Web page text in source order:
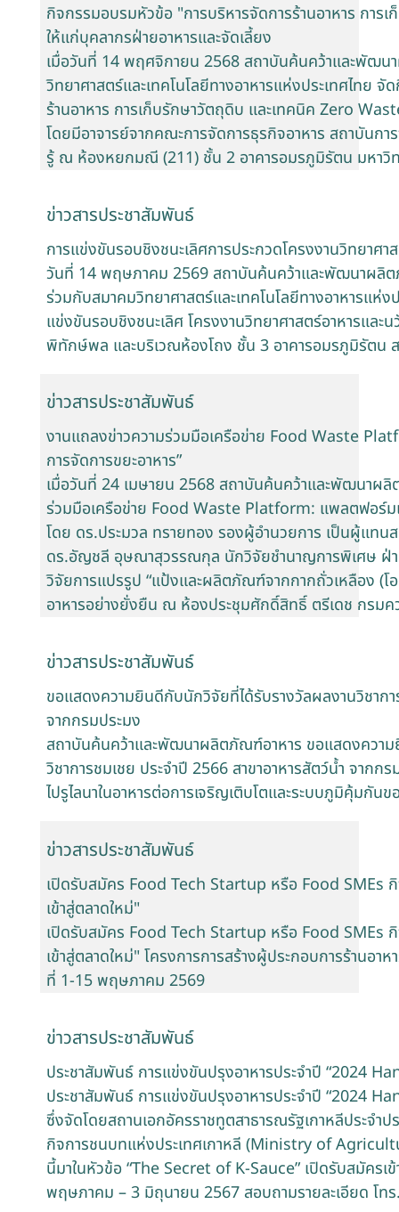
กิจกรรมอบรมหัวข้อ "การบริหารจัดการร้านอาหาร กา
ให้แก่บุคลากรฝ่ายอาหารและจัดเลี้ยง
เมื่อวันที่ 14 พฤศจิกายน 2568 สถาบันค้นคว้าและพัฒ
วิทยาศาสตร์และเทคโนโลยีทางอาหารแห่งประเทศไทย
ร้านอาหาร การเก็บรักษาวัตถุดิบ และเทคนิค Zero
โดยมีอาจารย์จากคณะการจัดการธุรกิจอาหาร สถาบัน
รู้ ณ ห้องหยกมณี (211) ชั้น 2 อาคารอมรภูมิรัตน มหาวิ
ข่าวสารประชาสัมพันธ์
การแข่งขันรอบชิงชนะเลิศการประกวดโครงงานวิทยาศา
วันที่ 14 พฤษภาคม 2569 สถาบันค้นคว้าและพัฒนาผลิต
ร่วมกับสมาคมวิทยาศาสตร์และเทคโนโลยีทางอาหารแห่ง
แข่งขันรอบชิงชนะเลิศ โครงงานวิทยาศาสตร์อาหารแ
พิทักษ์พล และบริเวณห้องโถง ชั้น 3 อาคารอมรภูมิรัต
ข่าวสารประชาสัมพันธ์
งานแถลงข่าวความร่วมมือเครือข่าย Food Waste
การจัดการขยะอาหาร”
เมื่อวันที่ 24 เมษายน 2568 สถาบันค้นคว้าและพัฒนาผลิ
ร่วมมือเครือข่าย Food Waste Platform: แพลตฟอร์ม
โดย ดร.ประมวล ทรายทอง รองผู้อำนวยการ เป็นผู้แทน
ดร.อัญชลี อุษณาสุวรรณกุล นักวิจัยชำนาญการพิเศษ ฝ่า
วิจัยการแปรรูป “แป้งและผลิตภัณฑ์จากกากถั่วเหลือง (โอ
อาหารอย่างยั่งยืน ณ ห้องประชุมศักดิ์สิทธิ์ ตรีเดช กรม
ข่าวสารประชาสัมพันธ์
ขอแสดงความยินดีกับนักวิจัยที่ได้รับรางวัลผลงานวิชากา
จากกรมประมง
สถาบันค้นคว้าและพัฒนาผลิตภัณฑ์อาหาร ขอแสดงควา
วิชาการชมเชย ประจำปี 2566 สาขาอาหารสัตว์น้ำ จากก
ไปรูไลนาในอาหารต่อการเจริญเติบโตและระบบภูมิคุ้มกั
ข่าวสารประชาสัมพันธ์
เปิดรับสมัคร Food Tech Startup หรือ Food SMEs
เข้าสู่ตลาดใหม่"
เปิดรับสมัคร Food Tech Startup หรือ Food SMEs
เข้าสู่ตลาดใหม่" โครงการการสร้างผู้ประกอบการร้านอ
ที่ 1-15 พฤษภาคม 2569
ข่าวสารประชาสัมพันธ์
ประชาสัมพันธ์ การแข่งขันปรุงอาหารประจำปี “2024
ประชาสัมพันธ์ การแข่งขันปรุงอาหารประจำปี “2024
ซึ่งจัดโดยสถานเอกอัครราชทูตสาธารณรัฐเกาหลีประจำป
กิจการชนบทแห่งประเทศเกาหลี (Ministry of
นี้มาในหัวข้อ “The Secret of K-Sauce” เปิดรับสมัคร
พฤษภาคม – 3 มิถุนายน 2567 สอบถามรายละเอียด โท